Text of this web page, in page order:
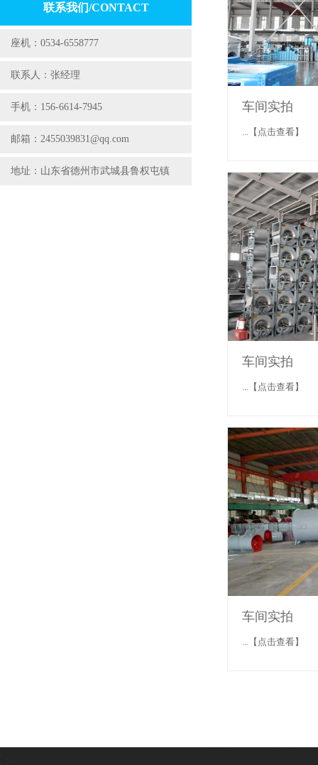
联系我们/CONTACT
座机：0534-6558777
联系人：张经理
手机：156-6614-7945
邮箱：2455039831@qq.com
地址：山东省德州市武城县鲁权屯镇
车间实拍
...【点击查看】
车间实拍
...【点击查看】
车间实拍
...【点击查看】